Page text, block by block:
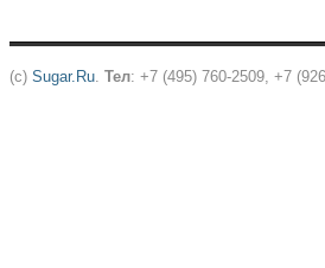
(c) Sugar.Ru. Тел: +7 (495) 760-2509, +7